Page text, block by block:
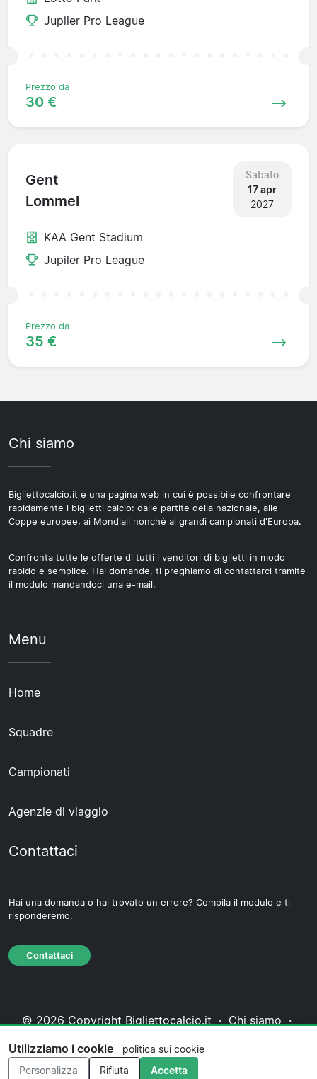
Jupiler Pro League
Prezzo da
30 €
Gent
Lommel
Sabato
17 apr
2027
KAA Gent Stadium
Jupiler Pro League
Prezzo da
35 €
Chi siamo
Bigliettocalcio.it è una pagina web in cui è possibile confrontare
rapidamente i biglietti calcio: dalle partite della nazionale, alle
Coppe europee, ai Mondiali nonché ai grandi campionati d'Europa.
Confronta tutte le offerte di tutti i venditori di biglietti in modo
rapido e semplice. Hai domande, ti preghiamo di contattarci tramite
il modulo mandandoci una e-mail.
Menu
Home
Squadre
Campionati
Agenzie di viaggio
Contattaci
Hai una domanda o hai trovato un errore? Compila il modulo e ti
risponderemo.
Contattaci
© 2026 Copyright Bigliettocalcio.it · Chi siamo ·
cookie·Politica editoriale
Utilizziamo i cookie
politica sui cookie
Personalizza
Rifiuta Accetta